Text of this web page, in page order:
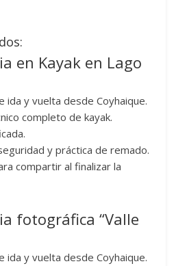
en Kayak en Lago
ida y vuelta desde Coyhaique.
completo de kayak.
y práctica de remado.
compartir al finalizar la
fotográfica “Valle
ida y vuelta desde Coyhaique.